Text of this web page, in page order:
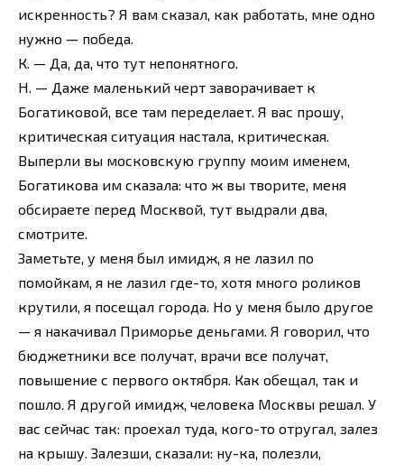
искренность? Я вам сказал, как работать, мне одно
нужно — победа.
К. — Да, да, что тут непонятного.
Н. — Даже маленький черт заворачивает к
Богатиковой, все там переделает. Я вас прошу,
критическая ситуация настала, критическая.
Выперли вы московскую группу моим именем,
Богатикова им сказала: что ж вы творите, меня
обсираете перед Москвой, тут выдрали два,
смотрите.
Заметьте, у меня был имидж, я не лазил по
помойкам, я не лазил где-то, хотя много роликов
крутили, я посещал города. Но у меня было другое
— я накачивал Приморье деньгами. Я говорил, что
бюджетники все получат, врачи все получат,
повышение с первого октября. Как обещал, так и
пошло. Я другой имидж, человека Москвы решал. У
вас сейчас так: проехал туда, кого-то отругал, залез
на крышу. Залезши, сказали: ну-ка, полезли,